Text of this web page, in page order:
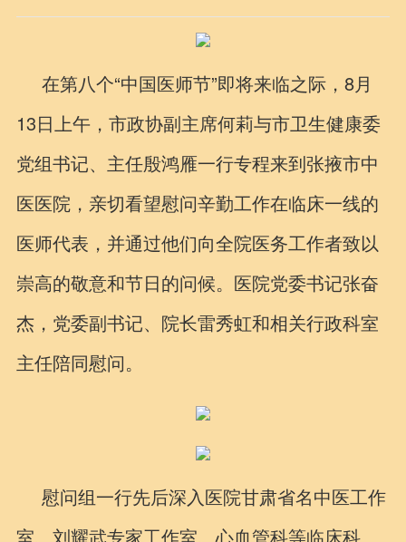
在第八个“中国医师节”即将来临之际，8月
13日上午，市政协副主席何莉与市卫生健康委
党组书记、主任殷鸿雁一行专程来到张掖市中
医医院，亲切看望慰问辛勤工作在临床一线的
医师代表，并通过他们向全院医务工作者致以
崇高的敬意和节日的问候。医院党委书记张奋
杰，党委副书记、院长雷秀虹和相关行政科室
主任陪同慰问。
慰问组一行先后深入医院甘肃省名中医工作
室、刘耀武专家工作室、心血管科等临床科